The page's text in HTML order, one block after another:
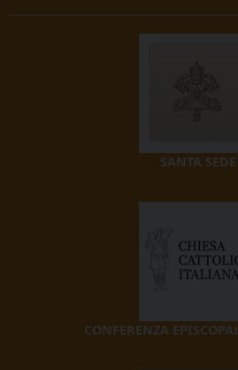
SANTA SEDE
CONFERENZA